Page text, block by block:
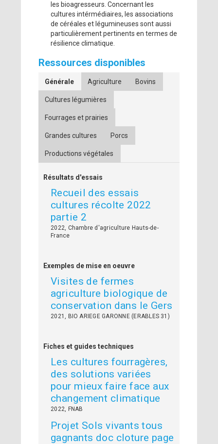
les bioagresseurs. Concernant les
cultures intérmédiaires, les associations
de céréales et légumineuses sont aussi
particulièrement pertinents en termes de
résilience climatique.
Ressources disponibles
Générale Agriculture Bovins
Cultures légumières
Fourrages et prairies
Grandes cultures Porcs
Productions végétales
Résultats d'essais
Recueil des essais
cultures récolte 2022
partie 2
2022, Chambre d'agriculture Hauts-de-
France
Exemples de mise en oeuvre
Visites de fermes
agriculture biologique de
conservation dans le Gers
2021, BIO ARIEGE GARONNE (ERABLES 31)
Fiches et guides techniques
Les cultures fourragères,
des solutions variées
pour mieux faire face aux
changement climatique
2022, FNAB
Projet Sols vivants tous
gagnants doc cloture page